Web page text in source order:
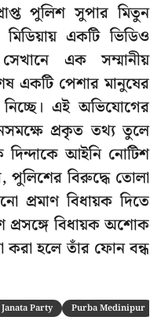
পুলিশ সুপার মিতুন
একটি ভিডিও
এক সম্মানীয়
একটি পেশার মানুষের
এই অভিযোগের
প্রকৃত তথ্য তুলে
আইনি নোটিশ
পুলিশের বিরুদ্ধে তোলা
বিধায়ক দিতে
প্রসঙ্গে বিধায়ক অশোক
করা হলে তাঁর ফোন বন্ধ
Party Purba Medinipur